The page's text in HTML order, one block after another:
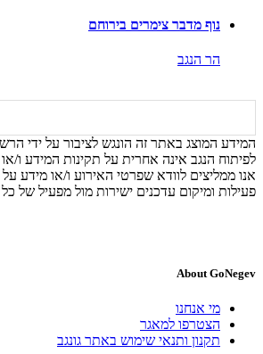
נוף מדבר צימרים בירוחם
הר הנגב
המידע המוצג באתר זה הונגש לציבור על ידי
לפיתוח הנגב אינה אחרית על תקינות המידע ו/
אנו ממליצים לוודא שפרטי האירוע ו/או מידע
פעילות ומיקום עדכנים ישירות מול מפעיל של
About GoNegev
מי אנחנו
הצטרפו למאגר
תקנון ותנאי שימוש באתר גונגב